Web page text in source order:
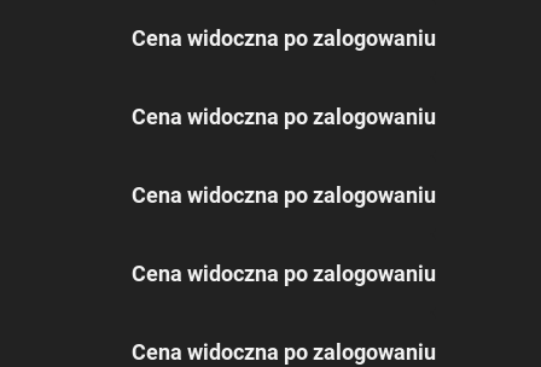
Cena widoczna po zalogowaniu
Cena widoczna po zalogowaniu
Cena widoczna po zalogowaniu
Cena widoczna po zalogowaniu
Cena widoczna po zalogowaniu